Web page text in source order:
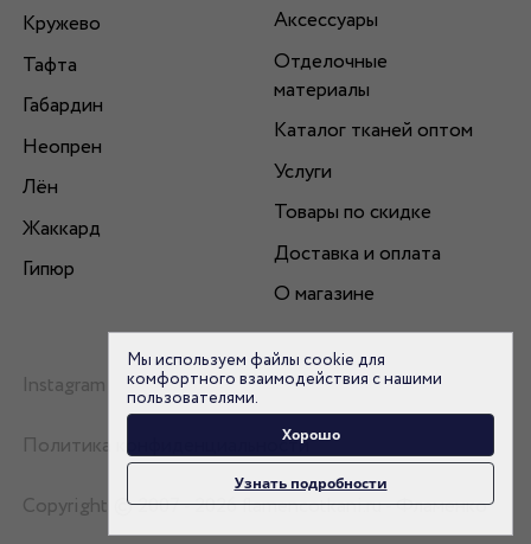
Кружево
Тафта
Габардин
Неопрен
Лён
Жаккард
Гипюр
Аксессуары
Отделочные
материалы
Каталог тканей оптом
Услуги
Товары по скидке
Доставка и оплата
О магазине
Instagram
Политика конфиденциальности
Copyright © 2007 - 2026 flamencotkani.ru - Фламенко
Мы используем файлы cookie для
комфортного взаимодействия с нашими
пользователями.
Хорошо
Узнать подробности